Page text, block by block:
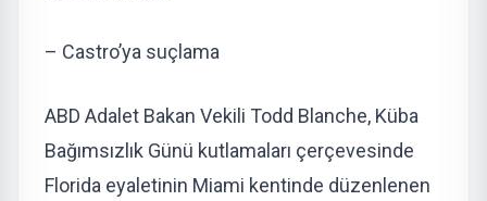
– Castro’ya suçlama
ABD Adalet Bakan Vekili Todd Blanche, Küba
Bağımsızlık Günü kutlamaları çerçevesinde
Florida eyaletinin Miami kentinde düzenlenen